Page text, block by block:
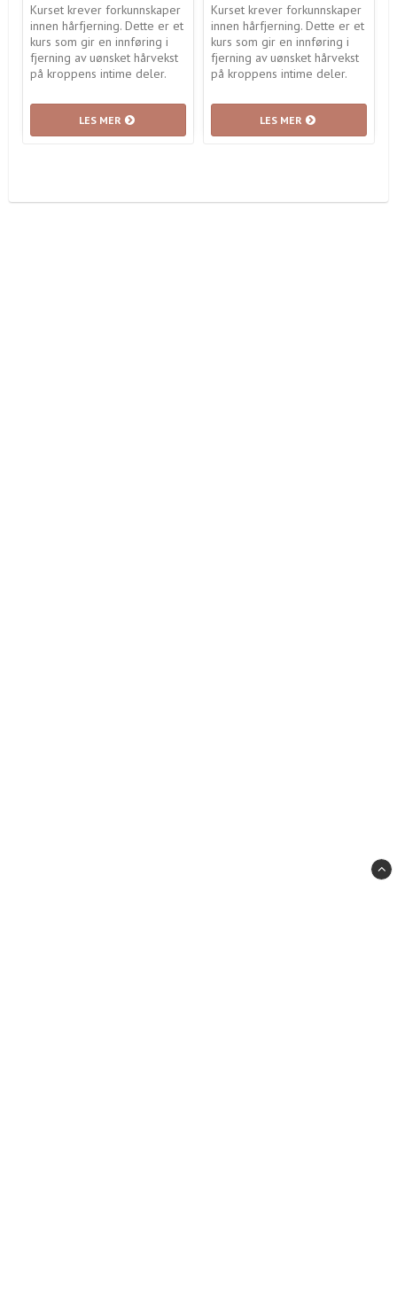
Kurset krever forkunnskaper
innen hårfjerning. Dette er et
kurs som gir en innføring i
fjerning av uønsket hårvekst
på kroppens intime deler.
LES MER
Kurset krever forkunnskaper
innen hårfjerning. Dette er et
kurs som gir en innføring i
fjerning av uønsket hårvekst
på kroppens intime deler.
LES MER